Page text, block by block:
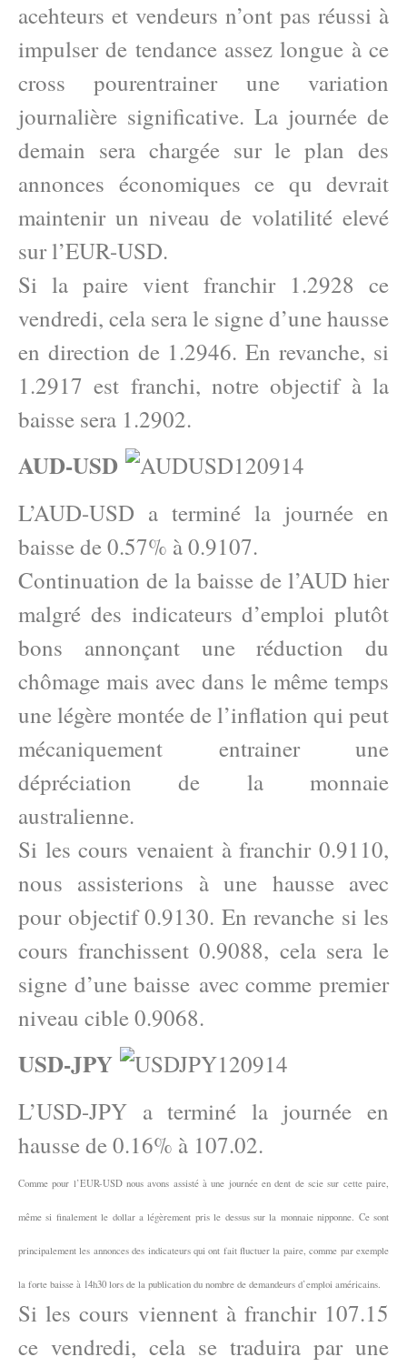
acehteurs et vendeurs n’ont pas réussi à
impulser de tendance assez longue à ce
cross pourentrainer une variation
journalière significative. La journée de
demain sera chargée sur le plan des
annonces économiques ce qu devrait
maintenir un niveau de volatilité elevé
sur l’EUR-USD.
Si la paire vient franchir 1.2928 ce
vendredi, cela sera le signe d’une hausse
en direction de 1.2946. En revanche, si
1.2917 est franchi, notre objectif à la
baisse sera 1.2902.
AUD-USD
L’AUD-USD a terminé la journée en
baisse de 0.57% à 0.9107.
Continuation de la baisse de l’AUD hier
malgré des indicateurs d’emploi plutôt
bons annonçant une réduction du
chômage mais avec dans le même temps
une légère montée de l’inflation qui peut
mécaniquement entrainer une
dépréciation de la monnaie
australienne.
Si les cours venaient à franchir 0.9110,
nous assisterions à une hausse avec
pour objectif 0.9130. En revanche si les
cours franchissent 0.9088, cela sera le
signe d’une baisse avec comme premier
niveau cible 0.9068.
USD-JPY
L’USD-JPY a terminé la journée en
hausse de 0.16% à 107.02.
Comme pour l’EUR-USD nous avons assisté à une journée en dent de scie sur cette paire,
même si finalement le dollar a légèrement pris le dessus sur la monnaie nipponne. Ce sont
principalement les annonces des indicateurs qui ont fait fluctuer la paire, comme par exemple
la forte baisse à 14h30 lors de la publication du nombre de demandeurs d’emploi américains.
Si les cours viennent à franchir 107.15
ce vendredi, cela se traduira par une